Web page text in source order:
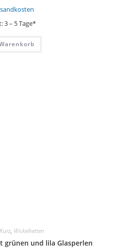
3 – 5 Tage*
, Wickelketten
grünen und lila Glasperlen